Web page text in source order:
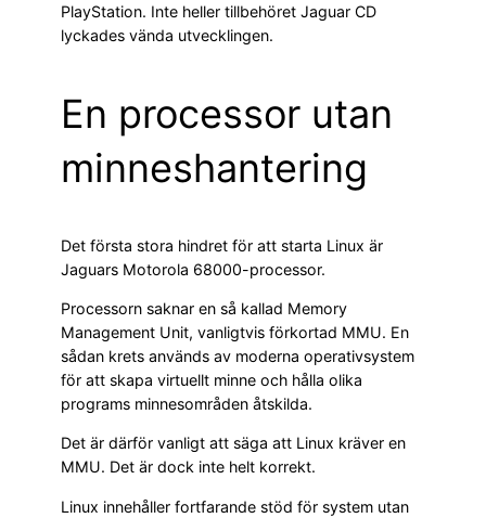
PlayStation. Inte heller tillbehöret Jaguar CD
lyckades vända utvecklingen.
En processor utan
minneshantering
Det första stora hindret för att starta Linux är
Jaguars Motorola 68000-processor.
Processorn saknar en så kallad Memory
Management Unit, vanligtvis förkortad MMU. En
sådan krets används av moderna operativsystem
för att skapa virtuellt minne och hålla olika
programs minnesområden åtskilda.
Det är därför vanligt att säga att Linux kräver en
MMU. Det är dock inte helt korrekt.
Linux innehåller fortfarande stöd för system utan